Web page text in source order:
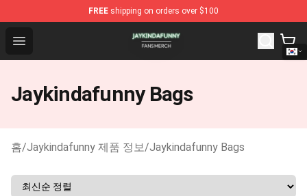
FREE shipping on orders over $100
Open menu
Jaykindafunny Shop - Official Jaykindafunny
Jaykindafunny Bags
홈/Jaykindafunny 제품 정보/Jaykindafunny Bags